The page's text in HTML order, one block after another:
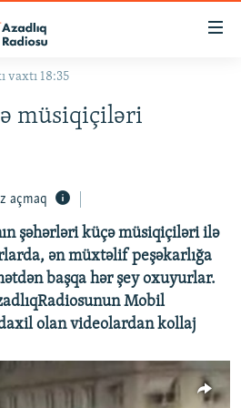
vaxtı 18:35
müsiqiçiləri
açmaq
şəhərləri küçə müsiqiçiləri ilə
ən müxtəlif peşəkarlığa
başqa hər şey oxuyurlar.
Mobil
olan videolardan kollaj